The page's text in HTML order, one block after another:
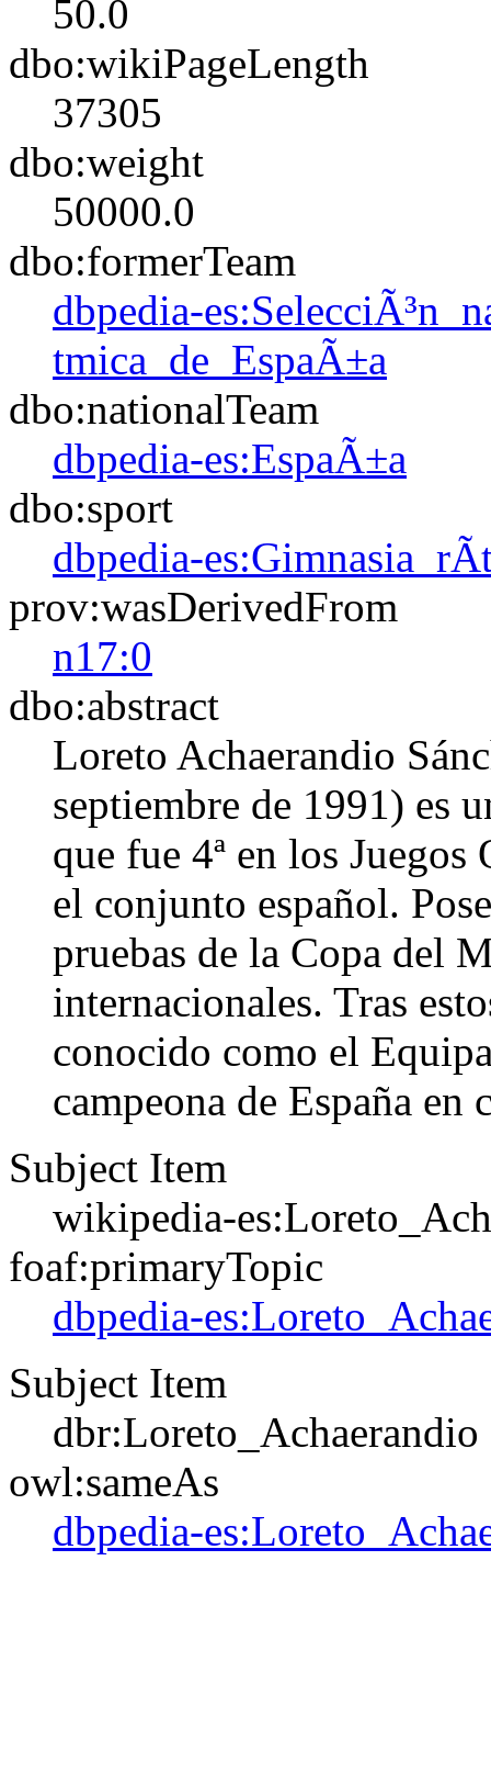
50.0
dbo:wikiPageLength
37305
dbo:weight
50000.0
dbo:formerTeam
dbpedia-
tmica_de_EspaÃ±a
dbo:nationalTeam
dbpedia-es:EspaÃ±a
dbo:sport
dbpedia-
prov:wasDerivedFrom
n17:0
dbo:abstract
Loreto Achaerandio
septiembre de 1991) es
que fue 4ª en los
el conjunto español.
pruebas de la Copa del
internacionales. Tras
conocido como el
campeona de España
Subject Item
wikipedia-
foaf:primaryTopic
dbpedia-
Subject Item
dbr:Loreto_Achaerandio
owl:sameAs
dbpedia-